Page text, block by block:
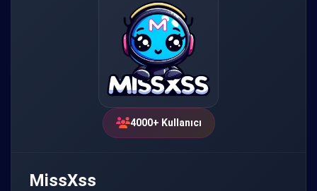
4000+ Kullanıcı
MissXss